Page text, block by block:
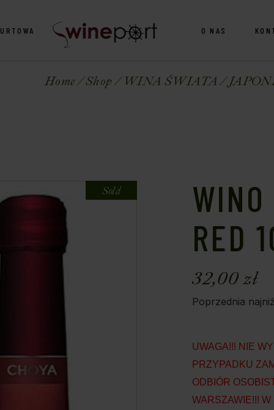
O NAS
Home Shop WINA ŚWIATA
Sold
RED
32,00zł
Poprzednia
UWAGA!!! NIE
PRZYPADKU
ODBIÓR
WARSZAWIE!!!